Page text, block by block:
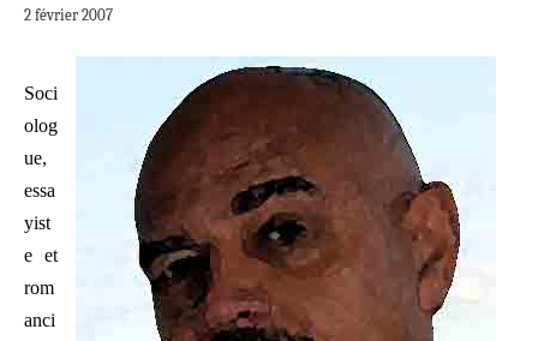
2 février 2007
Soci
olog
ue,
essa
yist
e et
rom
anci